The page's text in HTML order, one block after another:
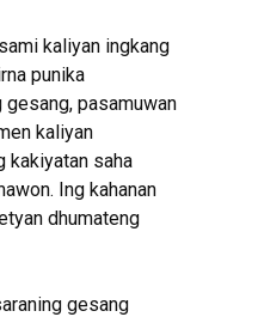
kaliyan ingkang
punika
pasamuwan
kaliyan
kakiyatan saha
Ing kahanan
dhumateng
gesang